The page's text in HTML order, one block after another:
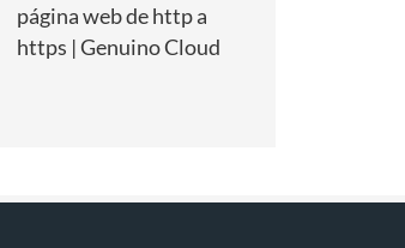
página web de http a
https | Genuino Cloud